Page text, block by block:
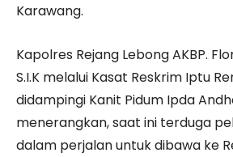
Karawang.
Kapolres Rejang Lebong AKBP.
S.I.K melalui Kasat Reskrim Iptu
didampingi Kanit Pidum Ipda
menerangkan, saat ini terduga
dalam perjalan untuk dibawa ke